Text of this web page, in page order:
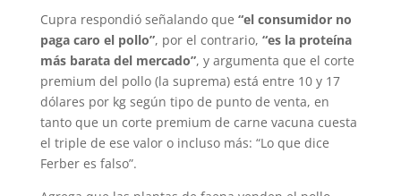
Cupra respondió señalando que “el consumidor no
paga caro el pollo”, por el contrario, “es la proteína
más barata del mercado”, y argumenta que el corte
premium del pollo (la suprema) está entre 10 y 17
dólares por kg según tipo de punto de venta, en
tanto que un corte premium de carne vacuna cuesta
el triple de ese valor o incluso más: “Lo que dice
Ferber es falso”.